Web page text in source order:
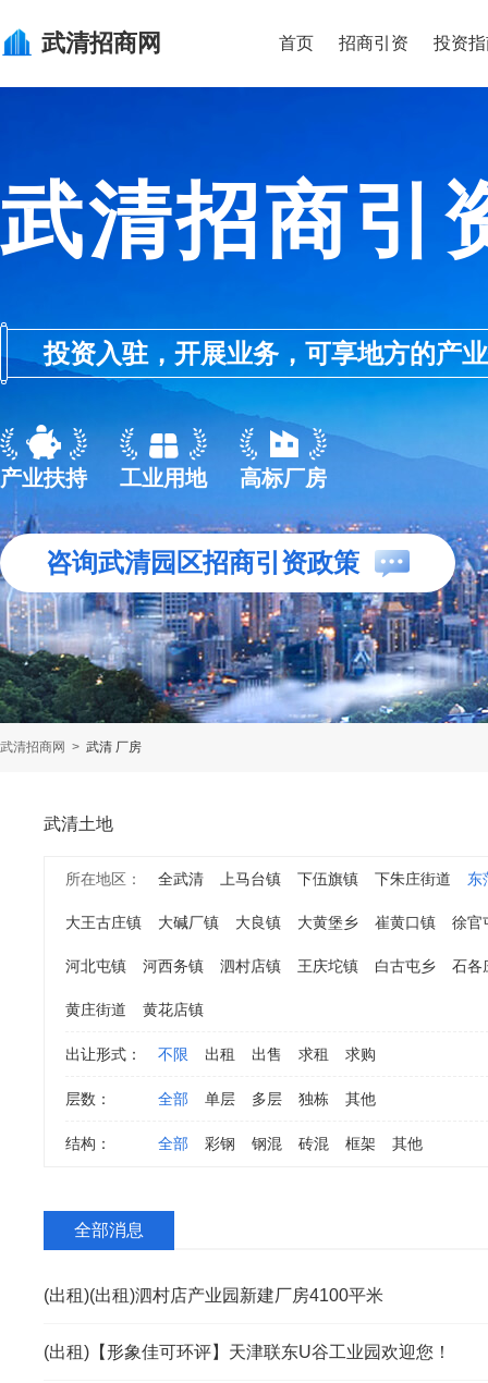
武清招商网 首页 招商引资 投资
武清招商引
投资入驻，开展业务，可享地方的产
产业扶持 工业用地 高标厂房
咨询武清园区招商引资政策
武清招商网 > 武清 厂房
武清土地
所在地区： 全武清 上马台镇 下伍旗镇 下朱庄街道 东
大王古庄镇 大碱厂镇 大良镇 大黄堡乡 崔黄口镇 徐官
河北屯镇 河西务镇 泗村店镇 王庆坨镇 白古屯乡 石各
黄庄街道 黄花店镇
出让形式： 不限 出租 出售 求租 求购
层数： 全部 单层 多层 独栋 其他
结构： 全部 彩钢 钢混 砖混 框架 其他
全部消息
(出租)(出租)泗村店产业园新建厂房4100平米
(出租)【形象佳可环评】天津联东U谷工业园欢迎您！